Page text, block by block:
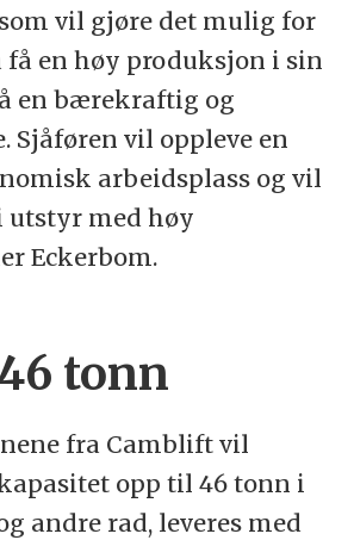
vil gjøre det mulig for
få en høy produksjon i sin
en bærekraftig og
Sjåføren vil oppleve en
arbeidsplass og vil
utstyr med høy
Eckerbom.
tonn
fra Camblift vil
opp til 46 tonn i
andre rad, leveres med